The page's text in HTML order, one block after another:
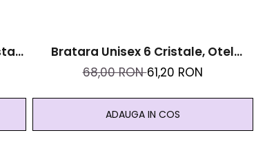
Bratara Unisex 6 Cristale, Otel
Inoxidabil Si Roca Vulcanica Zodia
68,00 RON61,20 RON
ADAUGA IN COS